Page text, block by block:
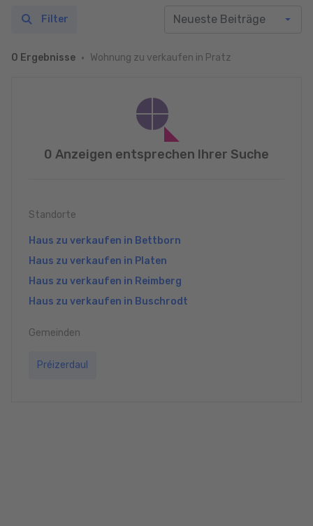
0 Ergebnisse Wohnung zu verkaufen in Pratz
Filter
0 Anzeigen entsprechen Ihrer Suche
Standorte
Haus zu verkaufen in Bettborn
Haus zu verkaufen in Platen
Haus zu verkaufen in Reimberg
Haus zu verkaufen in Buschrodt
Gemeinden
Préizerdaul